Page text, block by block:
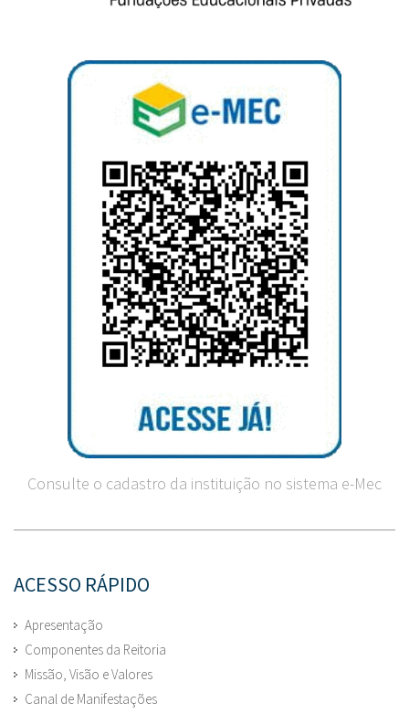
Consulte o cadastro da instituição no sistema e-Mec
ACESSO RÁPIDO
Apresentação
Componentes da Reitoria
Missão, Visão e Valores
Canal de Manifestações